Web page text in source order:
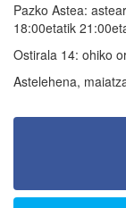
Pazko Astea:
18:00etatik
Ostirala 14: ohiko
Astelehena,